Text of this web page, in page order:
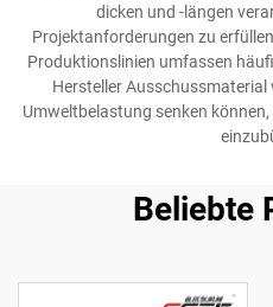
dicken und -längen
Projektanforderungen zu
Produktionslinien umfassen
Hersteller
Umweltbelastung senken
Beliebte